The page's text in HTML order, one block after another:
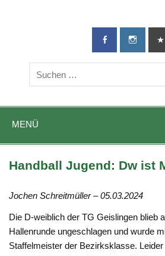
DIE Sportadresse in Geislingen!
MENÜ
Handball Jugend: Dw ist
Jochen Schreitmüller – 05.03.2024
Die D-weiblich der TG Geislingen blieb
Hallenrunde ungeschlagen und wurde
Staffelmeister der Bezirksklasse.